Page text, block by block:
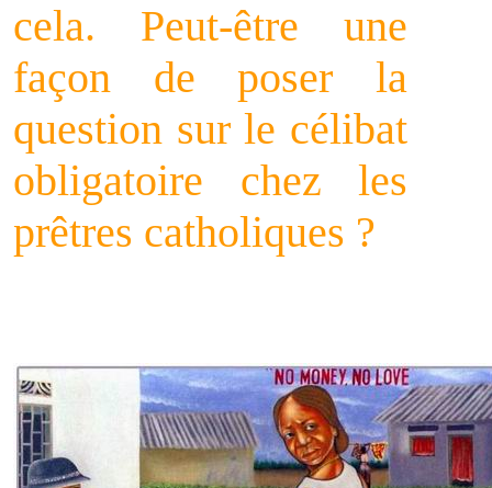
cela. Peut-être une
façon de poser la
question sur le célibat
obligatoire chez les
prêtres catholiques ?